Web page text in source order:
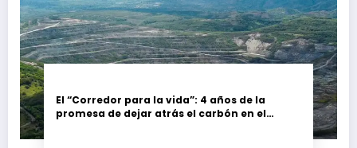
El “Corredor para la vida”: 4 años de la
promesa de dejar atrás el carbón en el